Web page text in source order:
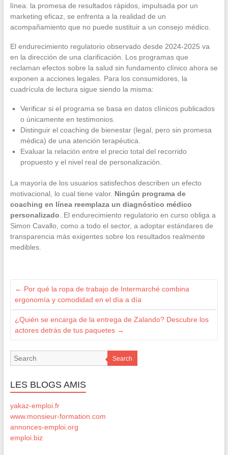
línea: la promesa de resultados rápidos, impulsada por un
marketing eficaz, se enfrenta a la realidad de un
acompañamiento que no puede sustituir a un consejo médico.
El endurecimiento regulatorio observado desde 2024-2025 va
en la dirección de una clarificación. Los programas que
reclaman efectos sobre la salud sin fundamento clínico ahora se
exponen a acciones legales. Para los consumidores, la
cuadrícula de lectura sigue siendo la misma:
Verificar si el programa se basa en datos clínicos publicados
o únicamente en testimonios.
Distinguir el coaching de bienestar (legal, pero sin promesa
médica) de una atención terapéutica.
Evaluar la relación entre el precio total del recorrido
propuesto y el nivel real de personalización.
La mayoría de los usuarios satisfechos describen un efecto
motivacional, lo cual tiene valor. Ningún programa de
coaching en línea reemplaza un diagnóstico médico
personalizado. El endurecimiento regulatorio en curso obliga a
Simon Cavallo, como a todo el sector, a adoptar estándares de
transparencia más exigentes sobre los resultados realmente
medibles.
← Por qué la ropa de trabajo de Intermarché combina
ergonomía y comodidad en el día a día
¿Quién se encarga de la entrega de Zalando? Descubre los
actores detrás de tus paquetes →
Search
LES BLOGS AMIS
yakaz-emploi.fr
www.monsieur-formation.com
annonces-emploi.org
emploi.biz